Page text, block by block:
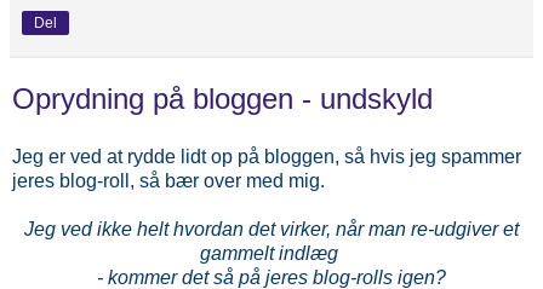
Del
Oprydning på bloggen - undskyld
Jeg er ved at rydde lidt op på bloggen, så hvis jeg spammer
jeres blog-roll, så bær over med mig.
Jeg ved ikke helt hvordan det virker, når man re-udgiver et
gammelt indlæg
- kommer det så på jeres blog-rolls igen?